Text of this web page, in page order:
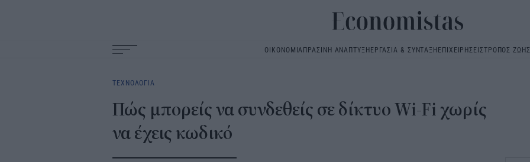
ΟΙΚΟΝΟΜΙΑΠΡΑΣΙΝΗ ΑΝΑΠΤΥΞΗΕΡΓΑΣΙΑ & ΣΥΝΤΑΞΗΕΠΙΧΕΙΡΗΣΕΙΣΤΡΟΠΟΣ ΖΩΗΣ
navigation
ΤΕΧΝΟΛΟΓΙΑ
Πώς μπορείς να συνδεθείς σε δίκτυο Wi-Fi χωρίς
να έχεις κωδικό